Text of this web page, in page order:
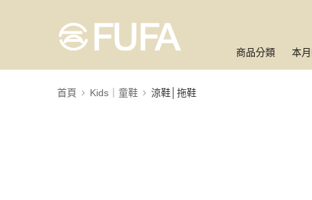
商品分類 本
首頁 Kids｜童鞋 涼鞋│拖鞋